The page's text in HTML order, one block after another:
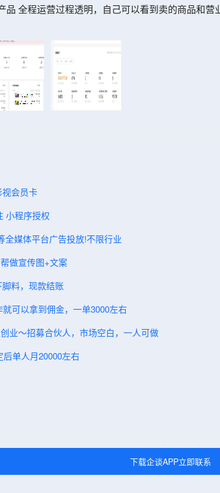
全程运营过程透明，自己可以看到卖的商品和
会员卡
小程序授权
全媒体平台广告投放!不限行业
做宣传图+文案
料，现款结账
可以拿到佣金，一单3000左右
业～招募合伙人，市场空白，一人可做
单人月20000左右
下载企谈APP立即联系